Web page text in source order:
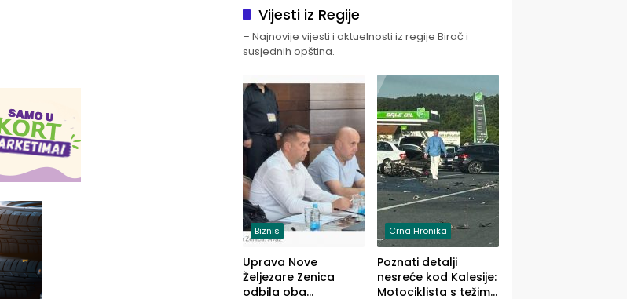
Vijesti iz Regije
– Najnovije vijesti i aktuelnosti iz regije Birač i
susjednih opština.
Biznis
Uprava Nove
Željezare Zenica
odbila oba
Crna Hronika
Poznati detalji
nesreće kod Kalesije:
Motociklista s težim,